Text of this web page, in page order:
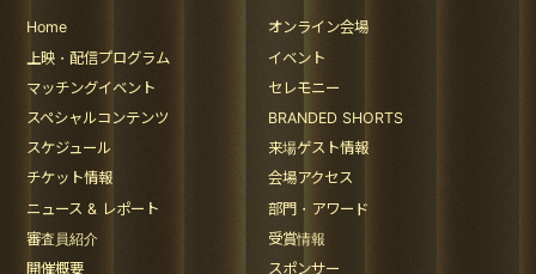
Home
オンライン会場
上映・配信プログラム
イベント
マッチングイベント
セレモニー
スペシャルコンテンツ
BRANDED SHORTS
スケジュール
来場ゲスト情報
チケット情報
会場アクセス
ニュース & レポート
部門・アワード
審査員紹介
受賞情報
開催概要
スポンサー